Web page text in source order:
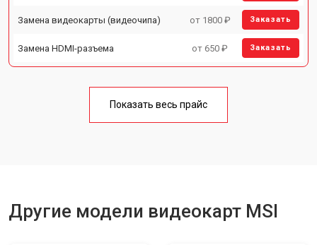
Замена видеокарты (видеочипа) от 1800 ₽ Заказать
Замена HDMI-разъема от 650 ₽ Заказать
Показать весь прайс
Другие модели видеокарт MSI